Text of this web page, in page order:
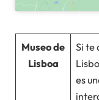
Museo de
Lisboa
Si te
es